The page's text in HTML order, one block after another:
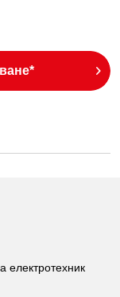
електротехник